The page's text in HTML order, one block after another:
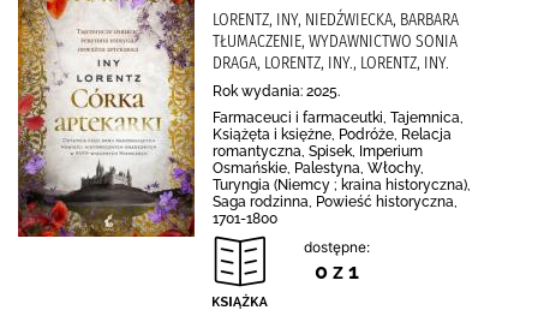
LORENTZ, INY, NIEDŹWIECKA, BARBARA
TŁUMACZENIE, WYDAWNICTWO SONIA
DRAGA, LORENTZ, INY., LORENTZ, INY.
Rok wydania: 2025.
Farmaceuci i farmaceutki, Tajemnica,
Książęta i księżne, Podróże, Relacja
romantyczna, Spisek, Imperium
Osmańskie, Palestyna, Włochy,
Turyngia (Niemcy ; kraina historyczna),
Saga rodzinna, Powieść historyczna,
1701-1800
dostępne:
0 z 1